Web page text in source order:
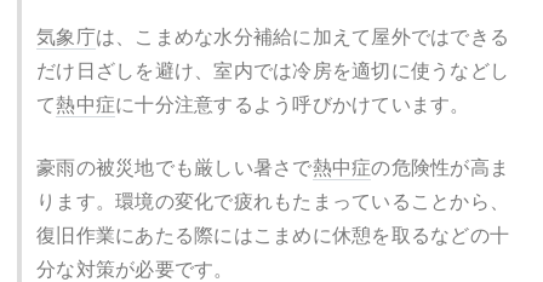
気象庁は、こまめな水分補給に加えて屋外ではできる
だけ日ざしを避け、室内では冷房を適切に使うなどし
て熱中症に十分注意するよう呼びかけています。
豪雨の被災地でも厳しい暑さで熱中症の危険性が高ま
ります。環境の変化で疲れもたまっていることから、
復旧作業にあたる際にはこまめに休憩を取るなどの十
分な対策が必要です。